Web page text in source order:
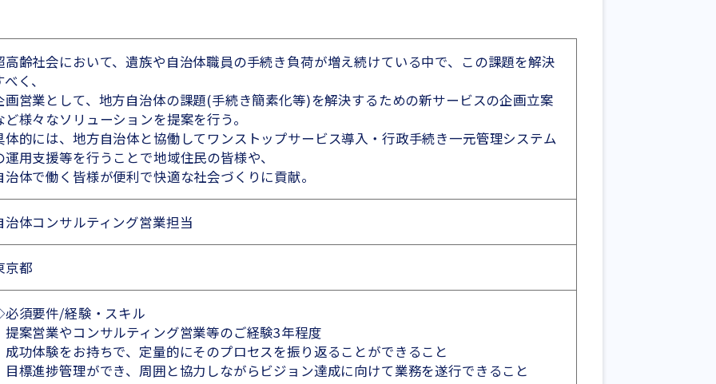
高齢社会において、遺族や自治体職員の手続き負荷が増え続けている中で、この課題を解決
く、
画営業として、地方自治体の課題(手続き簡素化等)を解決するための新サービスの企画立案
ど様々なソリューションを提案を行う。
体的には、地方自治体と協働してワンストップサービス導入・行政手続き一元管理システム
運用支援等を行うことで地域住民の皆様や、
治体で働く皆様が便利で快適な社会づくりに貢献。
治体コンサルティング営業担当
京都
須要件/経験・スキル
提案営業やコンサルティング営業等のご経験3年程度
成功体験をお持ちで、定量的にそのプロセスを振り返ることができること
目標進捗管理ができ、周囲と協力しながらビジョン達成に向けて業務を遂行できること